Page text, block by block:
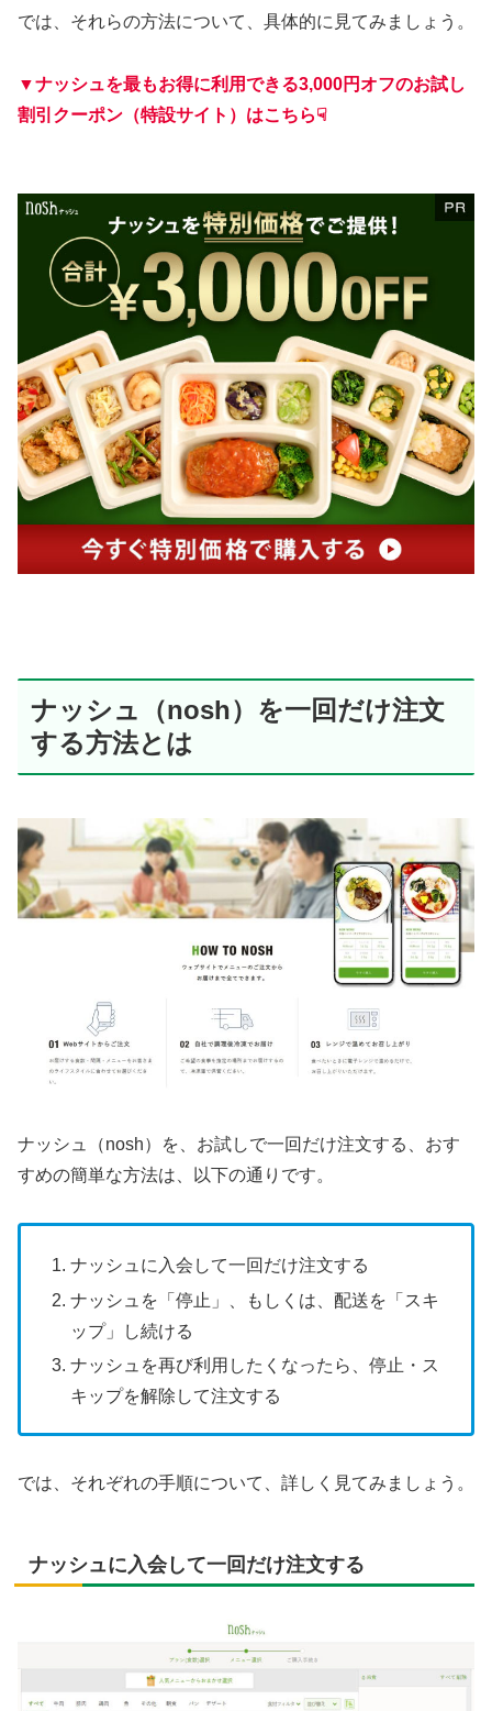
では、それらの方法について、具体的に見てみましょう。
▼ナッシュを最もお得に利用できる3,000円オフのお試し
割引クーポン（特設サイト）はこちら☟
ナッシュ（nosh）を一回だけ注文
する方法とは
ナッシュ（nosh）を、お試しで一回だけ注文する、おす
すめの簡単な方法は、以下の通りです。
ナッシュに入会して一回だけ注文する
ナッシュを「停止」、もしくは、配送を「スキ
ップ」し続ける
ナッシュを再び利用したくなったら、停止・ス
キップを解除して注文する
では、それぞれの手順について、詳しく見てみましょう。
ナッシュに入会して一回だけ注文する